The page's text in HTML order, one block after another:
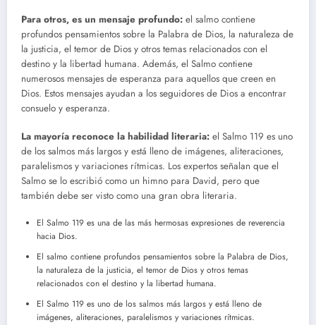
Para otros, es un mensaje profundo: el salmo contiene
profundos pensamientos sobre la Palabra de Dios, la naturaleza de
la justicia, el temor de Dios y otros temas relacionados con el
destino y la libertad humana. Además, el Salmo contiene
numerosos mensajes de esperanza para aquellos que creen en
Dios. Estos mensajes ayudan a los seguidores de Dios a encontrar
consuelo y esperanza.
La mayoría reconoce la habilidad literaria: el Salmo 119 es uno
de los salmos más largos y está lleno de imágenes, aliteraciones,
paralelismos y variaciones rítmicas. Los expertos señalan que el
Salmo se lo escribió como un himno para David, pero que
también debe ser visto como una gran obra literaria.
El Salmo 119 es una de las más hermosas expresiones de reverencia
hacia Dios.
El salmo contiene profundos pensamientos sobre la Palabra de Dios,
la naturaleza de la justicia, el temor de Dios y otros temas
relacionados con el destino y la libertad humana.
El Salmo 119 es uno de los salmos más largos y está lleno de
imágenes, aliteraciones, paralelismos y variaciones rítmicas.